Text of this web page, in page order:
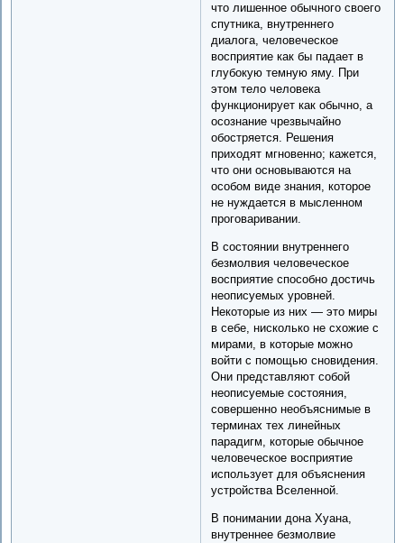
что лишенное обычного своего
спутника, внутреннего
диалога, человеческое
восприятие как бы падает в
глубокую темную яму. При
этом тело человека
функционирует как обычно, а
осознание чрезвычайно
обостряется. Решения
приходят мгновенно; кажется,
что они основываются на
особом виде знания, которое
не нуждается в мысленном
проговаривании.
В состоянии внутреннего
безмолвия человеческое
восприятие способно достичь
неописуемых уровней.
Некоторые из них — это миры
в себе, нисколько не схожие с
мирами, в которые можно
войти с помощью сновидения.
Они представляют собой
неописуемые состояния,
совершенно необъяснимые в
терминах тех линейных
парадигм, которые обычное
человеческое восприятие
использует для объяснения
устройства Вселенной.
В понимании дона Хуана,
внутреннее безмолвие